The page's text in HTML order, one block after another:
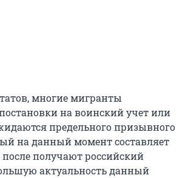
многие мигранты
на воинский учет или
предельного призывного
на данный момент составляет
после получают российский
актуальность данный